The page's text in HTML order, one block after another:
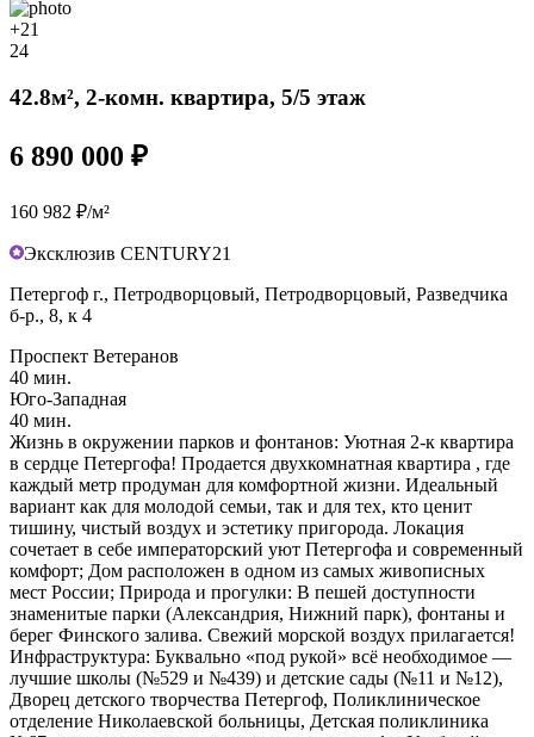
+21
24
42.8м², 2-комн. квартира, 5/5 этаж
6 890 000 ₽
160 982 ₽/м²
Эксклюзив CENTURY21
Петергоф г., Петродворцовый, Петродворцовый, Разведчика
б-р., 8, к 4
Проспект Ветеранов
40 мин.
Юго-Западная
40 мин.
Жизнь в окружении парков и фонтанов: Уютная 2-к квартира
в сердце Петергофа! Продается двухкомнатная квартира , где
каждый метр продуман для комфортной жизни. Идеальный
вариант как для молодой семьи, так и для тех, кто ценит
тишину, чистый воздух и эстетику пригорода. Локация
сочетает в себе императорский уют Петергофа и современный
комфорт; Дом расположен в одном из самых живописных
мест России; Природа и прогулки: В пешей доступности
знаменитые парки (Александрия, Нижний парк), фонтаны и
берег Финского залива. Свежий морской воздух прилагается!
Инфраструктура: Буквально «под рукой» всё необходимое —
лучшие школы (№529 и №439) и детские сады (№11 и №12),
Дворец детского творчества Петергоф, Поликлиническое
отделение Николаевской больницы, Детская поликлиника